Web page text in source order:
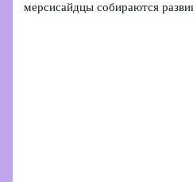
мерсисайдцы собираются